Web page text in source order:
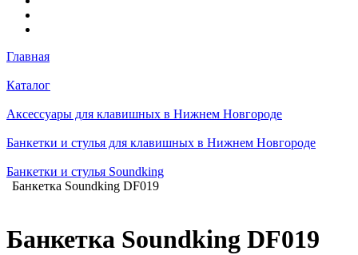
Главная
Каталог
Аксессуары для клавишных в Нижнем Новгороде
Банкетки и стулья для клавишных в Нижнем Новгороде
Банкетки и стулья Soundking
Банкетка Soundking DF019
Банкетка Soundking DF019